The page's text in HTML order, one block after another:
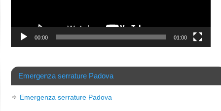
00:00 01:00
Emergenza serrature Padova
Emergenza serrature Padova